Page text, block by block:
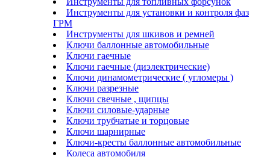
Инструменты для установки и контроля фаз
ГРМ
Инструменты для шкивов и ремней
Ключи баллонные автомобильные
Ключи гаечные
Ключи гаечные (диэлектрические)
Ключи динамометрические ( угломеры )
Ключи разрезные
Ключи свечные , щипцы
Ключи силовые-ударные
Ключи трубчатые и торцовые
Ключи шарнирные
Ключи-кресты баллонные автомобильные
Колеса автомобиля